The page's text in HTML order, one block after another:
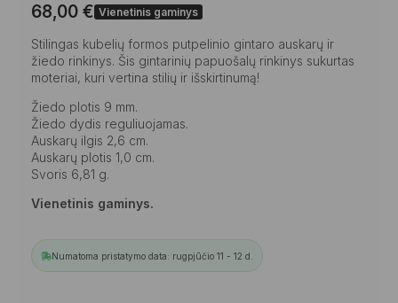
68,00 € Vienetinis gaminys
Stilingas kubelių formos putpelinio gintaro auskarų ir
žiedo rinkinys. Šis gintarinių papuošalų rinkinys sukurtas
moteriai, kuri vertina stilių ir išskirtinumą!
Žiedo plotis 9 mm.
Žiedo dydis reguliuojamas.
Auskarų ilgis 2,6 cm.
Auskarų plotis 1,0 cm.
Svoris 6,81 g.
Vienetinis gaminys.
Numatoma pristatymo data: rugpjūčio 11 - 12 d.